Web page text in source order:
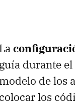
La
guía durante
modelo de los
colocar los